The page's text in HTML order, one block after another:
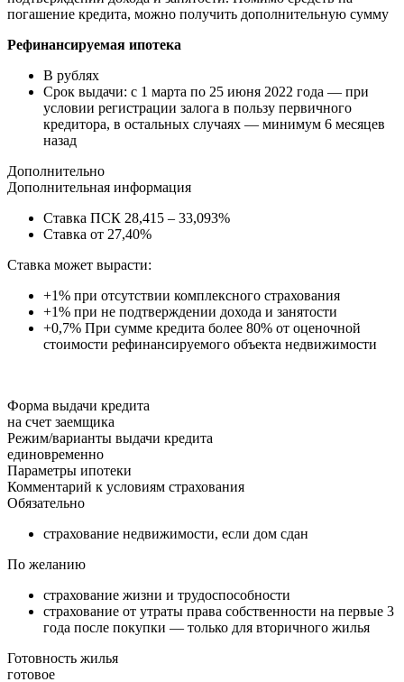
погашение кредита, можно получить дополнительную сумму
Рефинансируемая ипотека
В рублях
Срок выдачи: с 1 марта по 25 июня 2022 года — при
условии регистрации залога в пользу первичного
кредитора, в остальных случаях — минимум 6 месяцев
назад
Дополнительно
Дополнительная информация
Ставка ПСК 28,415 – 33,093%
Ставка от 27,40%
Ставка может вырасти:
+1% при отсутствии комплексного страхования
+1% при не подтверждении дохода и занятости
+0,7% При сумме кредита более 80% от оценочной
стоимости рефинансируемого объекта недвижимости
Форма выдачи кредита
на счет заемщика
Режим/варианты выдачи кредита
единовременно
Параметры ипотеки
Комментарий к условиям страхования
Обязательно
страхование недвижимости, если дом сдан
По желанию
страхование жизни и трудоспособности
страхование от утраты права собственности на первые 3
года после покупки — только для вторичного жилья
Готовность жилья
готовое